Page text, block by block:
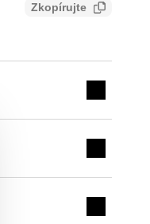
Zkopírujte
Expand
Expand
Expand